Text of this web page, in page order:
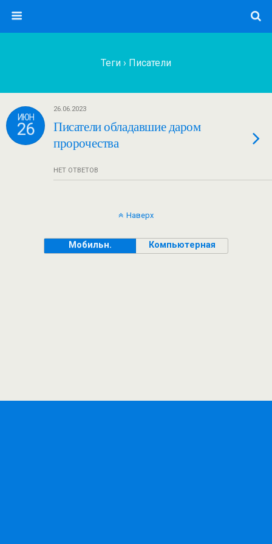
Теги › Писатели
ИЮН
26
26.06.2023
Писатели обладавшие даром
пророчества
НЕТ ОТВЕТОВ
Наверх
Мобильн. Компьютерная